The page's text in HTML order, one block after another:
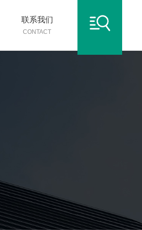
联系我们
CONTACT